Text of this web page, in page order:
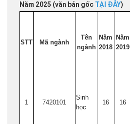
Năm 2025 (văn bản gốc TẠI ĐÂY)
STT Mã ngành
Tên
ngành
Năm
2018
Năm
2019
1 7420101
Sinh
học
16 16